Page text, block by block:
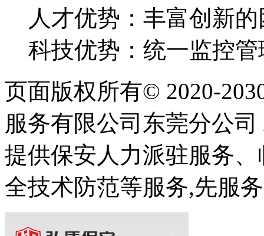
人才优势：丰富创新
科技优势：统一监控管
页面版权所有© 2020-
服务有限公司东莞分公司
提供保安人力派驻服务
全技术防范等服务,先服